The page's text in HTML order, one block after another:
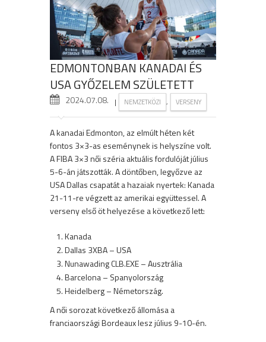
EDMONTONBAN KANADAI ÉS
USA GYŐZELEM SZÜLETETT
2024.07.08. | NEMZETKÖZI , VERSENY
A kanadai Edmonton, az elmúlt héten két
fontos 3×3-as eseménynek is helyszíne volt.
A FIBA 3×3 női széria aktuális fordulóját július
5-6-án játszották. A döntőben, legyőzve az
USA Dallas csapatát a hazaiak nyertek: Kanada
21-11-re végzett az amerikai együttessel. A
verseny első öt helyezése a következő lett:
Kanada
Dallas 3XBA – USA
Nunawading CLB.EXE – Ausztrália
Barcelona – Spanyolország
Heidelberg – Németország.
A női sorozat következő állomása a
franciaországi Bordeaux lesz július 9-10-én.